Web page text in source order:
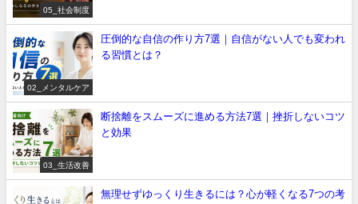
05_社会制度
02_メンタルケア
圧倒的な自信の作り方7選｜自信がない人でも変われ
る習慣とは？
03_生活改善
断捨離をスムーズに進める方法7選｜挫折しないコツ
と効果
無理せずゆっくり生きるには？心が軽くなる7つの考